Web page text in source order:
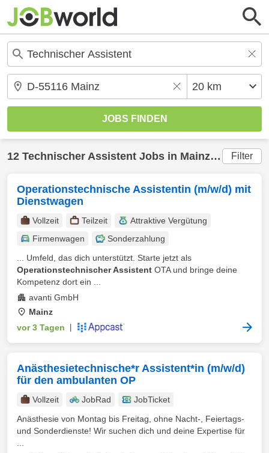
12 Technischer Assistent Jobs in Mainz(20 km)
Filter
Operationstechnische Assistentin (m/w/d) mit
Dienstwagen
Vollzeit Teilzeit
Attraktive Vergütung
Firmenwagen
Sonderzahlung
... Umfeld, das dich unterstützt. Starte jetzt als
Operationstechnischer Assistent OTA und bringe deine
Kompetenz dort ein ...
avanti GmbH
Mainz
vor 3 Tagen
Anästhesietechnische*r Assistent*in (m/w/d)
für den ambulanten OP
Vollzeit JobRad
JobTicket
Anästhesie von Montag bis Freitag, ohne Nacht-, Feiertags-
und Sonderdienste! Wir suchen dich und deine Expertise für